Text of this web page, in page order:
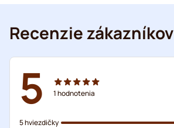
Recenzie zákazníkov
5 1hodnotenia
5 hviezdičky